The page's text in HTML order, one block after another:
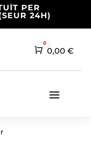
PER
24H)
Cart
0
0,00 €